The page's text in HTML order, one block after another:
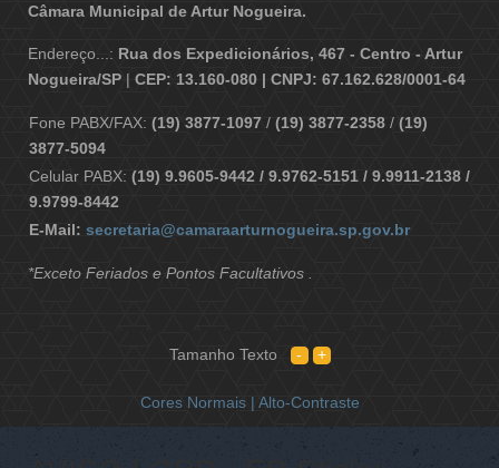
Câmara Municipal de Artur Nogueira.
Endereço...: Rua dos Expedicionários, 467 - Centro - Artur
Nogueira/SP | CEP: 13.160-080 | CNPJ: 67.162.628/0001-64
Fone PABX/FAX: (19) 3877-1097 / (19) 3877-2358 / (19)
3877-5094
Celular PABX: (19) 9.9605-9442 / 9.9762-5151 / 9.9911-2138 /
9.9799-8442
E-Mail: secretaria@camaraarturnogueira.sp.gov.br
*Exceto Feriados e Pontos Facultativos .
Tamanho Texto
Cores Normais | Alto-Contraste